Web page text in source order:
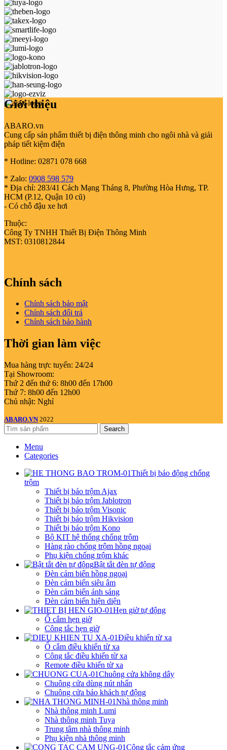
Giới thiệu
ABARO.vn
Cung cấp sản phẩm thiết bị điện thông minh cho ngôi nhà và giải
pháp tiết kiệm điện
* Hotline: 02871 078 668
* Zalo: 0908 598 579
* Địa chỉ: 283/41 Cách Mạng Tháng 8, Phường Hòa Hưng, TP.
HCM (P.12, Quận 10 cũ)
- Có chỗ đậu xe hơi
Thuộc:
Công Ty TNHH Thiết Bị Điện Thông Minh
MST: 0310812844
Chính sách
Chính sách bảo mật
Chính sách đổi trả
Chính sách bảo hành
Thời gian làm việc
Mua hàng trực tuyến: 24/24
Tại Showroom:
Thứ 2 đến thứ 6: 8h00 đến 17h00
Thứ 7: 8h00 đến 12h00
Chủ nhật: Nghỉ
ABARO.VN 2022
Search
Menu
Categories
Thiết bị báo động chống
trộm
Thiết bị báo trộm Ajax
Thiết bị báo trộm Jablotron
Thiết bị báo trộm Visonic
Thiết bị báo trộm Hikvision
Thiết bị báo trộm Kono
Bộ KIT hệ thống chống trộm
Hàng rào chống trộm hồng ngoại
Phụ kiện chống trộm khác
Bật tắt đèn tự động
Đèn cảm biến hồng ngoại
Đèn cảm biến siêu âm
Đèn cảm biến ánh sáng
Đèn cảm biến hiện diện
Hẹn giờ tự động
Ổ cắm hẹn giờ
Công tắc hẹn giờ
Điều khiển từ xa
Ổ cắm điều khiển từ xa
Công tắc điều khiển từ xa
Remote điều khiển từ xa
Chuông cửa không dây
Chuông cửa dùng nút nhấn
Chuông cửa báo khách tự động
Nhà thông minh
Nhà thông minh Lumi
Nhà thông minh Tuya
Trung tâm nhà thông minh
Phụ kiện nhà thông minh
Công tắc cảm ứng